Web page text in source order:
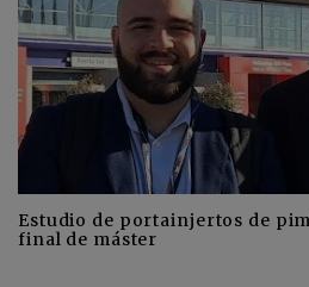
Estudio de portainjertos de
final de máster